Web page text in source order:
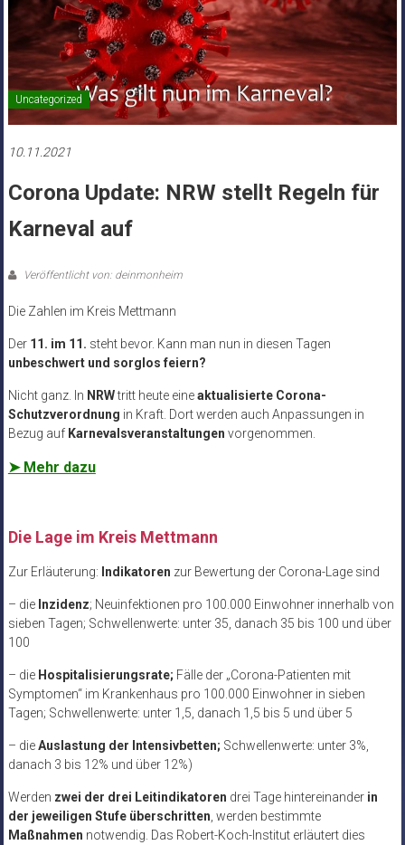
Uncategorized
10.11.2021
Corona Update: NRW stellt Regeln für
Karneval auf
Veröffentlicht von: deinmonheim
Die Zahlen im Kreis Mettmann
Der 11. im 11. steht bevor. Kann man nun in diesen Tagen
unbeschwert und sorglos feiern?
Nicht ganz. In NRWtritt heute eineaktualisierte Corona-
Schutzverordnung in Kraft. Dort werden auch Anpassungen in
Bezug auf Karnevalsveranstaltungen vorgenommen.
➤ Mehr dazu
Die Lage im Kreis Mettmann
Zur Erläuterung: Indikatoren zur Bewertung der Corona-Lage sind
– die Inzidenz; Neuinfektionen pro 100.000 Einwohner innerhalb von
sieben Tagen; Schwellenwerte: unter 35, danach 35 bis 100 und über
100
– die Hospitalisierungsrate; Fälle der „Corona-Patienten mit
Symptomen“ im Krankenhaus pro 100.000 Einwohner in sieben
Tagen; Schwellenwerte: unter 1,5, danach 1,5 bis 5 und über 5
– dieAuslastung der Intensivbetten; Schwellenwerte: unter 3%,
danach 3 bis 12% und über 12%)
Werden zwei der drei Leitindikatoren drei Tage hintereinander in
der jeweiligen Stufe überschritten , werden bestimmte
Maßnahmen notwendig. Das Robert-Koch-Institut erläutert dies